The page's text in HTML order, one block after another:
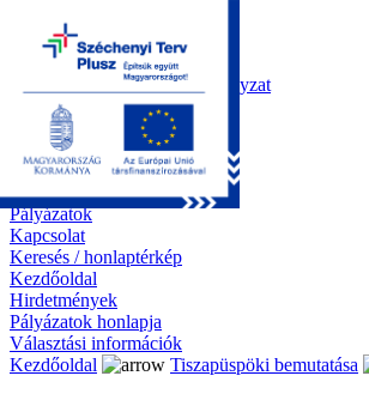
Kezdőoldal
Önkormányzat
Polgármesteri Hivatal
Roma Nemzetiségi Önkormányzat
Elektronikus ügyintézés
Közérdekű információk
Tiszapüspöki bemutatása
Galéria
Díjazottaink
Pályázatok
Kapcsolat
Keresés / honlaptérkép
Kezdőoldal
Hirdetmények
Pályázatok honlapja
Választási információk
Kezdőoldal
Tiszapüspöki bemutatása